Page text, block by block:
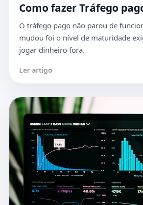
Como fazer Tráfego
O tráfego pago não parou de
mudou foi o nível de maturidade
jogar dinheiro fora.
Ler artigo